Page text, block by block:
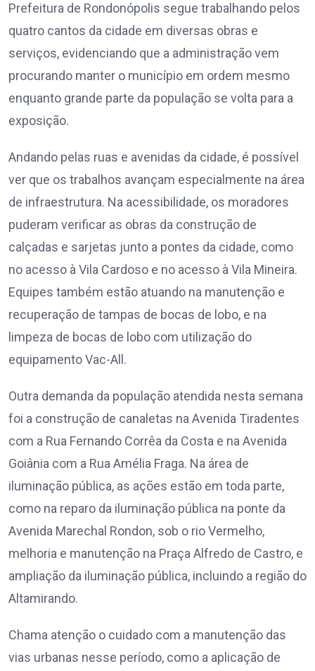
Prefeitura de Rondonópolis segue trabalhando pelos
quatro cantos da cidade em diversas obras e
serviços, evidenciando que a administração vem
procurando manter o município em ordem mesmo
enquanto grande parte da população se volta para a
exposição.
Andando pelas ruas e avenidas da cidade, é possível
ver que os trabalhos avançam especialmente na área
de infraestrutura. Na acessibilidade, os moradores
puderam verificar as obras da construção de
calçadas e sarjetas junto a pontes da cidade, como
no acesso à Vila Cardoso e no acesso à Vila Mineira.
Equipes também estão atuando na manutenção e
recuperação de tampas de bocas de lobo, e na
limpeza de bocas de lobo com utilização do
equipamento Vac-All.
Outra demanda da população atendida nesta semana
foi a construção de canaletas na Avenida Tiradentes
com a Rua Fernando Corrêa da Costa e na Avenida
Goiânia com a Rua Amélia Fraga. Na área de
iluminação pública, as ações estão em toda parte,
como na reparo da iluminação pública na ponte da
Avenida Marechal Rondon, sob o rio Vermelho,
melhoria e manutenção na Praça Alfredo de Castro, e
ampliação da iluminação pública, incluindo a região do
Altamirando.
Chama atenção o cuidado com a manutenção das
vias urbanas nesse período, como a aplicação de